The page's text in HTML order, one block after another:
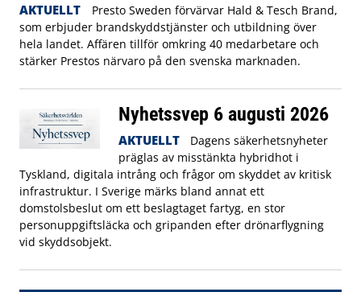
AKTUELLT
Presto Sweden förvärvar Hald & Tesch Brand,
som erbjuder brandskyddstjänster och utbildning över
hela landet. Affären tillför omkring 40 medarbetare och
stärker Prestos närvaro på den svenska marknaden.
Nyhetssvep 6 augusti 2026
AKTUELLT
Dagens säkerhetsnyheter
präglas av misstänkta hybridhot i
Tyskland, digitala intrång och frågor om skyddet av kritisk
infrastruktur. I Sverige märks bland annat ett
domstolsbeslut om ett beslagtaget fartyg, en stor
personuppgiftsläcka och gripanden efter drönarflygning
vid skyddsobjekt.